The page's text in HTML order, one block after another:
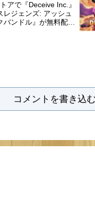
アで『Deceive Inc.』
レジェンズ: アッシュ
ンドル』が無料配布
コメントを書き込む